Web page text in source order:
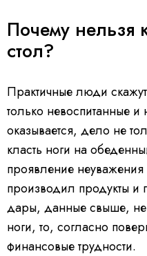
Почему нельзя
стол?
Практичные люди
только невоспитанные и
оказывается, дело не
класть ноги на
проявление неуважения
производил продукты и
дары, данные свыше, не
ноги, то, согласно
финансовые трудности.